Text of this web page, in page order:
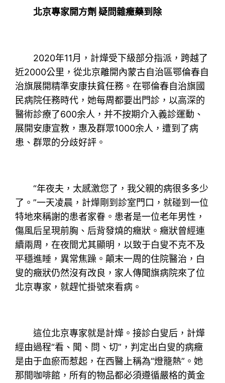
北京專家開方劑 疑問雜癥藥到除
2020年11月，計燁受下級部分指派，跨越了
近2000公里，從北京離開內蒙古自治區鄂倫春自
治旗展開精準安康扶貧任務。在鄂倫春自治旗國
民病院任務時代，她每周都要出門診，以高深的
醫術診療了600余人，并不按期介入義診運動、
展開安康宣教，惠及群眾1000余人，遭到了病
患、群眾的分歧好評。
“年夜夫，太感激您了，我父親的病很多多少
了。”一天凌晨，計燁剛到診室門口，就碰到一位
特地來稱謝的患者家眷。患者是一位老年男性，
傷風后呈現前胸、后背發燒的癥狀。癥狀曾經連
續兩周，在夜間尤其顯明，以致于白叟不克不及
平穩進睡，異常焦躁。顛末一周的住院醫治，白
叟的癥狀仍然沒有改良，家人傳聞旗病院來了位
北京專家，就趕忙掛號來看病。
這位北京專家就是計燁。接診白叟后，計燁
經由過程“看、聞、問、切”，判定出白叟的病癥
是由于血瘀而惹起，在西醫上稱為“燈籠熱”。她
那間咖啡館，所有的物品都必須遵循嚴格的黃金